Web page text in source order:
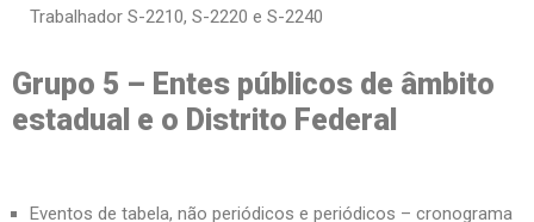
Trabalhador S-2210, S-2220 e S-2240
Grupo 5 – Entes públicos de âmbito
estadual e o Distrito Federal
Eventos de tabela, não periódicos e periódicos – cronograma